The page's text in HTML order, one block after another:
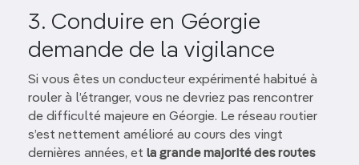
3. Conduire en Géorgie
demande de la vigilance
Si vous êtes un conducteur expérimenté habitué à
rouler à l’étranger, vous ne devriez pas rencontrer
de difficulté majeure en Géorgie. Le réseau routier
s’est nettement amélioré au cours des vingt
dernières années, et la grande majorité des routes